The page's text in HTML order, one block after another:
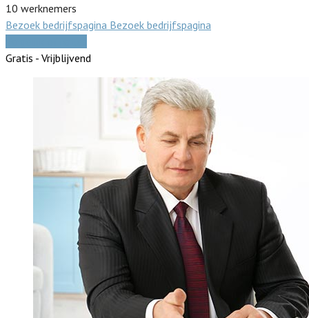
10 werknemers
Bezoek bedrijfspagina Bezoek bedrijfspagina
Gratis - Vrijblijvend